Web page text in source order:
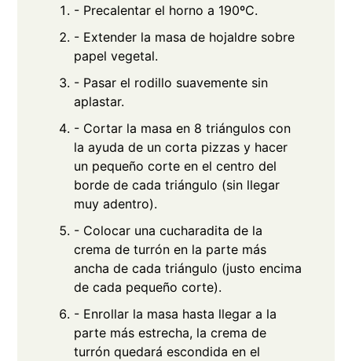
- Precalentar el horno a 190ºC.
- Extender la masa de hojaldre sobre
papel vegetal.
- Pasar el rodillo suavemente sin
aplastar.
- Cortar la masa en 8 triángulos con
la ayuda de un corta pizzas y hacer
un pequeño corte en el centro del
borde de cada triángulo (sin llegar
muy adentro).
- Colocar una cucharadita de la
crema de turrón en la parte más
ancha de cada triángulo (justo encima
de cada pequeño corte).
- Enrollar la masa hasta llegar a la
parte más estrecha, la crema de
turrón quedará escondida en el